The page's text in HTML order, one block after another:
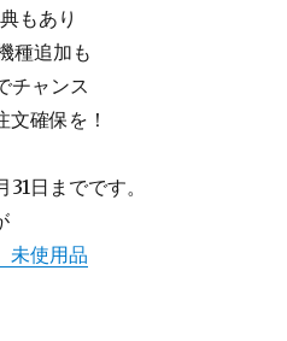
もあり
種追加も
チャンス
確保を！
日までです。
使用品